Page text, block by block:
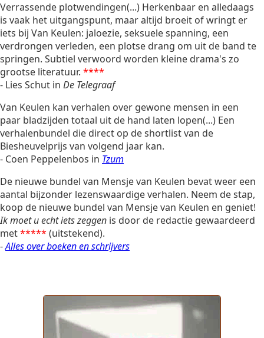
Verrassende plotwendingen(...) Herkenbaar en alledaags
is vaak het uitgangspunt, maar altijd broeit of wringt er
iets bij Van Keulen: jaloezie, seksuele spanning, een
verdrongen verleden, een plotse drang om uit de band te
springen. Subtiel verwoord worden kleine drama's zo
grootse literatuur. ****
- Lies Schut in De Telegraaf
Van Keulen kan verhalen over gewone mensen in een
paar bladzijden totaal uit de hand laten lopen(...) Een
verhalenbundel die direct op de shortlist van de
Biesheuvelprijs van volgend jaar kan.
- Coen Peppelenbos in Tzum
De nieuwe bundel van Mensje van Keulen bevat weer een
aantal bijzonder lezenswaardige verhalen. Neem de stap,
koop de nieuwe bundel van Mensje van Keulen en geniet!
Ik moet u echt iets zeggen is door de redactie gewaardeerd
met***** (uitstekend).
-Alles over boeken en schrijvers